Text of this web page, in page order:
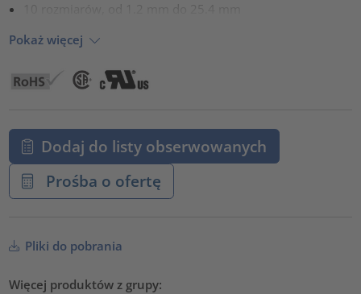
Pokaż więcej
Dodaj do listy obserwowanych
Prośba o ofertę
Pliki do pobrania
Więcej produktów z grupy: